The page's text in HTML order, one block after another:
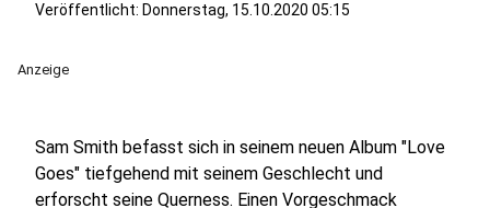
Veröffentlicht: Donnerstag, 15.10.2020 05:15
Anzeige
Sam Smith befasst sich in seinem neuen Album "Love
Goes" tiefgehend mit seinem Geschlecht und
erforscht seine Querness. Einen Vorgeschmack